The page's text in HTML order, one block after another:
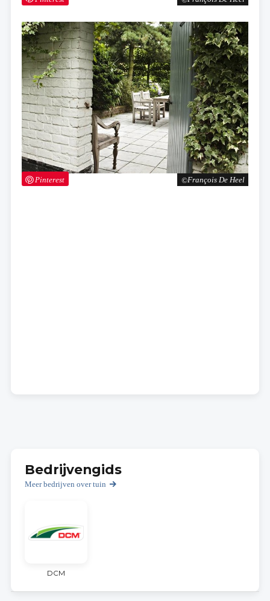
François De Heel
Pinterest
Bedrijvengids
Meer bedrijven over tuin
DCM